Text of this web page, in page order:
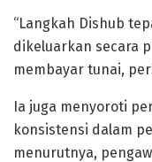
“Langkah Dishub
dikeluarkan secara
membayar tunai,
Ia juga menyoroti
konsistensi dalam
menurutnya,